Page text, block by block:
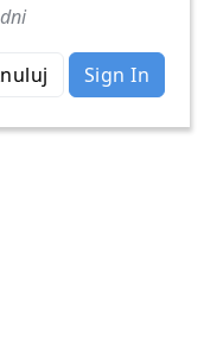
Sign In